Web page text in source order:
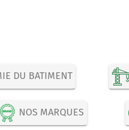
DU BATIMENT
NOS MARQUES